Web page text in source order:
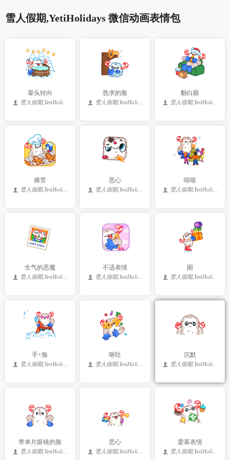
雪人假期,YetiHolidays 微信动画表情包
晕头转向
雪人假期,YetiHolidays
恳求的脸
雪人假期,YetiHolidays
翻白眼
雪人假期,YetiHolidays
痛苦
雪人假期,YetiHolidays
恶心
雪人假期,YetiHolidays
嘻嘻
雪人假期,YetiHolidays
生气的恶魔
雪人假期,YetiHolidays
不适表情
雪人假期,YetiHolidays
困
雪人假期,YetiHolidays
手+脸
雪人假期,YetiHolidays
呕吐
雪人假期,YetiHolidays
沉默
雪人假期,YetiHolidays
带单片眼镜的脸
雪人假期,YetiHolidays
恶心
雪人假期,YetiHolidays
爱慕表情
雪人假期,YetiHolidays